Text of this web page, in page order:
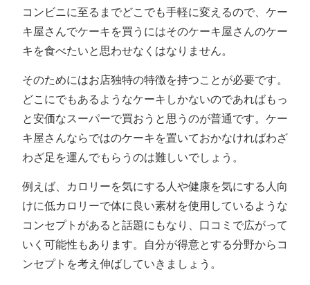
コンビニに至るまでどこでも手軽に変えるので、ケー
キ屋さんでケーキを買うにはそのケーキ屋さんのケー
キを食べたいと思わせなくはなりません。
そのためにはお店独特の特徴を持つことが必要です。
どこにでもあるようなケーキしかないのであればもっ
と安価なスーパーで買おうと思うのが普通です。ケー
キ屋さんならではのケーキを置いておかなければわざ
わざ足を運んでもらうのは難しいでしょう。
例えば、カロリーを気にする人や健康を気にする人向
けに低カロリーで体に良い素材を使用しているような
コンセプトがあると話題にもなり、口コミで広がって
いく可能性もあります。自分が得意とする分野からコ
ンセプトを考え伸ばしていきましょう。